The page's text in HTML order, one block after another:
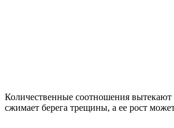
Количественные соотношения вытекают
сжимает берега трещины, а ее рост